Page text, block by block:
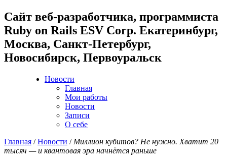
Cайт веб-разработчика, программиста
Ruby on Rails ESV Corp. Екатеринбург,
Москва, Санкт-Петербург,
Новосибирск, Первоуральск
Новости
Главная
Мои работы
Новости
Записи
О себе
Главная /Новости / Миллион кубитов? Не нужно. Хватит 20
тысяч — и квантовая эра начнётся раньше